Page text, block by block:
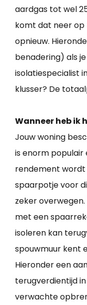
aardgas tot wel
komt dat neer op
opnieuw.
benadering) als
isolatiespecialist
klusser? De
Wanneer heb ik
Jouw woning
is enorm populair
rendement wordt
spaarpotje voor
zeker
met een
isoleren kan
spouwmuur kent
Hieronder een
terugverdientijd
verwachte